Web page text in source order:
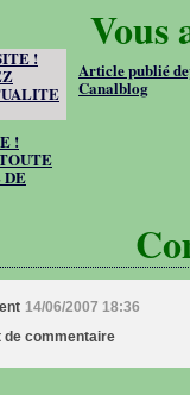
Vous
!
Article publié
Canalblog
14/06/2007 18:36
de commentaire